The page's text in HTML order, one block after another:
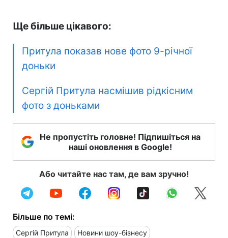
Ще більше цікавого:
Притула показав нове фото 9-річної
доньки
Сергій Притула насмішив рідкісним
фото з доньками
Не пропустіть головне! Підпишіться на
наші оновлення в Google!
Або читайте нас там, де вам зручно!
Більше по темі:
Сергій Притула Новини шоу-бізнесу